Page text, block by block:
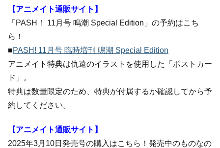
【アニメイト通販サイト】
「PASH！ 11月号 鳴潮 Special Edition」の予約はこち
ら！
■PASH! 11月号 臨時増刊 鳴潮 Special Edition
アニメイト特典は仇遠のイラストを使用した「ポストカー
ド」。
特典は数量限定のため、特典が付属するか確認してから予
約してください。
【アニメイト通販サイト】
2025年3月10日発売号の購入はこちら！発売中のものなの